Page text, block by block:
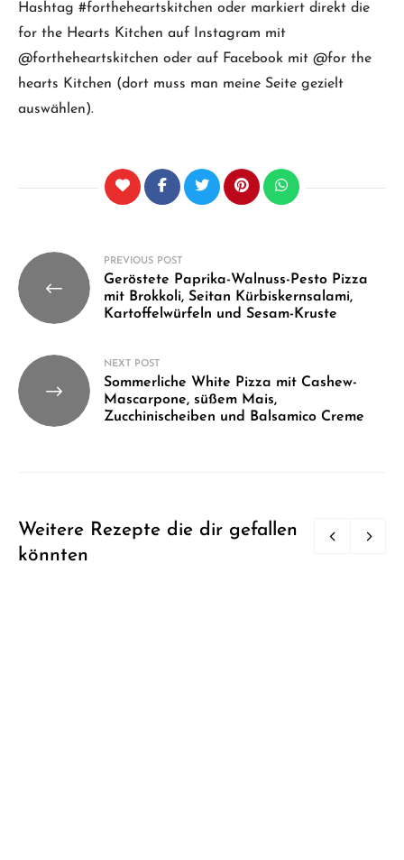
Hashtag #fortheheartskitchen oder markiert direkt die
for the Hearts Kitchen auf Instagram mit
@fortheheartskitchen oder auf Facebook mit @for the
hearts Kitchen (dort muss man meine Seite gezielt
auswählen).
Beitragsnavigation
PREVIOUS POST
Geröstete Paprika-Walnuss-Pesto Pizza
mit Brokkoli, Seitan Kürbiskernsalami,
Kartoffelwürfeln und Sesam-Kruste
NEXT POST
Sommerliche White Pizza mit Cashew-
Mascarpone, süßem Mais,
Zucchinischeiben und Balsamico Creme
Weitere Rezepte die dir gefallen
könnten